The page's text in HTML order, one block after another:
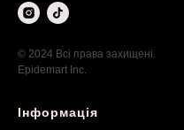
© 2024 Всі права захищені.
Epidemart Inc.
Інформація